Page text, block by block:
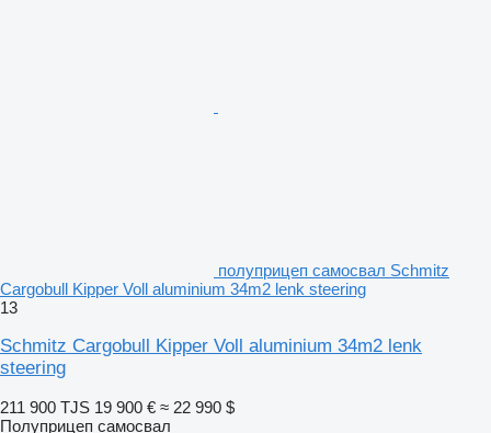
полуприцеп самосвал Schmitz
Cargobull Kipper Voll aluminium 34m2 lenk steering
13
Schmitz Cargobull Kipper Voll aluminium 34m2 lenk
steering
211 900 TJS 19 900 € ≈ 22 990 $
Полуприцеп самосвал